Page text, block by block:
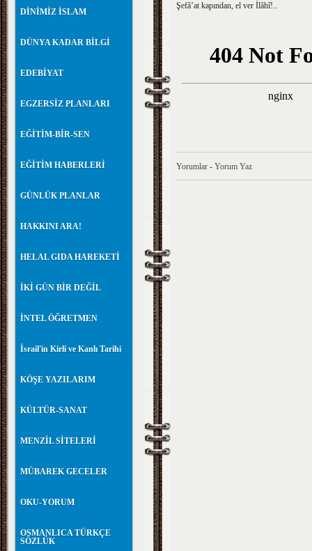
DİNİMİZ İSLAM
DÜNYA KADAR BİLGİ
EDEBİYAT
EGZERSİZ PLANLARI
EĞİTİM-BİR-SEN
EĞİTİM HABERLERİ
GÜNLÜK PLANLAR
HAKKINI ARA!
HELAL GIDA HAREKETİ
İKİ GÜN BİR DEĞİL
İNTEL ÖĞRETMEN
İsrail'in Kirli ve Kanlı Tarihi
KÖŞE YAZILARIM
KÜLTÜR-SANAT
MENZİL SİTELERİ
MÜBAREK GECELER
OKU-YORUM
OSMANLICA TÜRKÇE
SÖZLÜK
Şefâ’at kapından, el ver İlâhî!..
Yorumlar - Yorum Yaz